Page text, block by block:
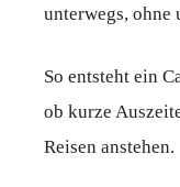
unterwegs,
So entsteht ein
ob kurze
Reisen anstehen.